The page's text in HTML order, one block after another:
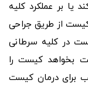
یا بر عملکرد کلیه
از طریق جراحی
در کلیه سرطانی
بخواهد کیست را
برای درمان کیست